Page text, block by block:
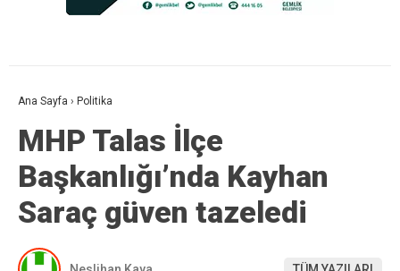
Ana Sayfa › Politika
MHP Talas İlçe
Başkanlığı’nda Kayhan
Saraç güven tazeledi